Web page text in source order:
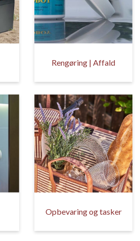
Rengøring | Affald
Opbevaring og tasker